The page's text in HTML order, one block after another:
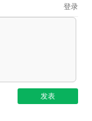
登录